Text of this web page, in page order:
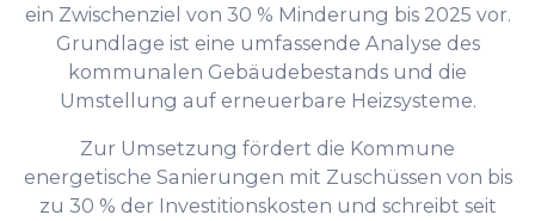
ein Zwischenziel von 30 % Minderung bis 2025 vor.
Grundlage ist eine umfassende Analyse des
kommunalen Gebäudebestands und die
Umstellung auf erneuerbare Heizsysteme.
Zur Umsetzung fördert die Kommune
energetische Sanierungen mit Zuschüssen von bis
zu 30 % der Investitionskosten und schreibt seit